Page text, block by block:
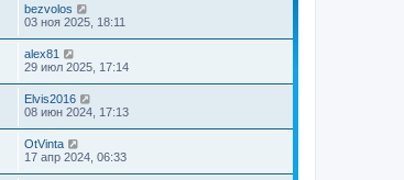
bezvolos
03 ноя 2025, 18:11
alex81
29 июл 2025, 17:14
Elvis2016
08 июн 2024, 17:13
OtVinta
17 апр 2024, 06:33